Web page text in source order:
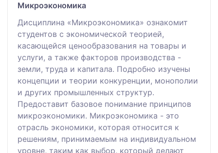
Микроэкономика
Дисциплина «Микроэкономика» ознакомит
студентов с экономической теорией,
касающейся ценообразования на товары и
услуги, а также факторов производства -
земли, труда и капитала. Подробно изучены
концепции и теории конкуренции, монополии
и других промышленных структур.
Предоставит базовое понимание принципов
микроэкономики. Микроэкономика - это
отрасль экономики, которая относится к
решениям, принимаемым на индивидуальном
уровне, таким как выбор, который делают